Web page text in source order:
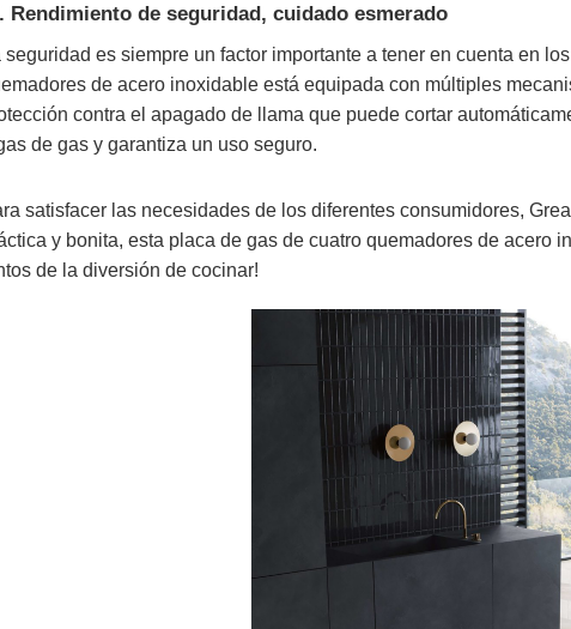
Rendimiento de seguridad, cuidado esmerado
seguridad es siempre un factor importante a tener en cuenta en
de acero inoxidable está equipada con múltiples
contra el apagado de llama que puede cortar
de gas y garantiza un uso seguro.
satisfacer las necesidades de los diferentes consumidores,
y bonita, esta placa de gas de cuatro quemadores de acero
de la diversión de cocinar!